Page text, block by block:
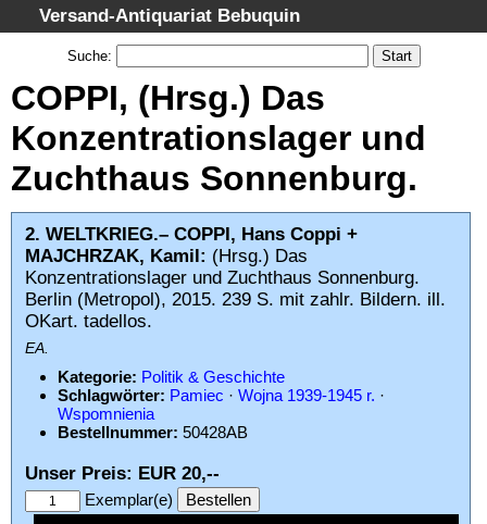
Versand-Antiquariat Bebuquin
Startseite
Suche
Schlagwörter
Gesamtbestand
Warenkorb
AGB
Widerruf
Datenschutz
Impressum
Suche:
COPPI, (Hrsg.) Das
Konzentrationslager und
Zuchthaus Sonnenburg.
2. WELTKRIEG.– COPPI, Hans Coppi +
MAJCHRZAK, Kamil: (Hrsg.) Das
Konzentrationslager und Zuchthaus Sonnenburg.
Berlin (Metropol), 2015. 239 S. mit zahlr. Bildern. ill.
OKart. tadellos.
EA.
Kategorie: Politik & Geschichte
Schlagwörter: Pamiec · Wojna 1939-1945 r. ·
Wspomnienia
Bestellnummer: 50428AB
Unser Preis: EUR 20,--
Exemplar(e)